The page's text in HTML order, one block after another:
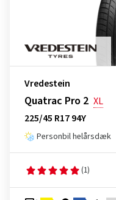
Vredestein
Quatrac Pro 2 XL
225/45 R17 94Y
Personbil helårsdæk
(1)